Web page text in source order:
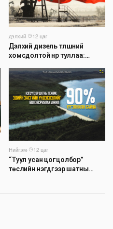
дэлхий·
12 цаг
Дэлхий дизель түлшний
хомсдолтой нүүр туллаа:
компаниуд аюулын дохио
өгч байна
Нийгэм·
12 цаг
“Туул усан цогцолбор”
төслийн нэгдүгээр шатны